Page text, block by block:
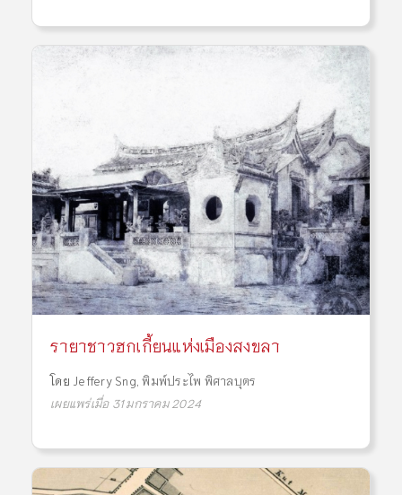
รายาชาวฮกเกี้ยนแห่งเมืองสงขลา
โดย Jeffery Sng ,พิมพ์ประไพ พิศาลบุตร
เผยแพร่เมื่อ 31 มกราคม 2024